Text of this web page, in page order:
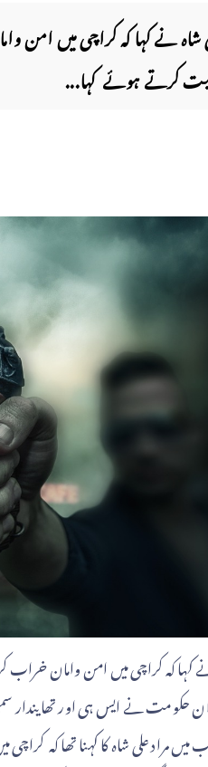
شاہ نے کہا کہ کراچی میں
کرتے ہوئے کہا...
کہا کہ کراچی میں امن وامان
حکومت نے ایس ہی اور
مراد علی شاہ کا کہنا تھا کہ